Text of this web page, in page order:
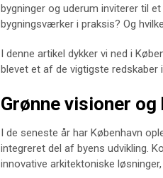
bygninger og uderum inviterer til
bygningsværker i praksis? Og
I denne artikel dykker vi ned i
blevet et af de vigtigste
Grønne visioner
I de seneste år har København
integreret del af byens udvikling.
innovative arkitektoniske